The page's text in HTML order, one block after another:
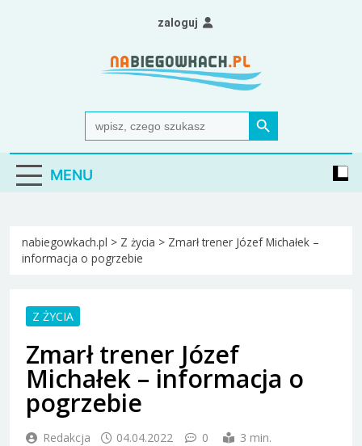
Nabiegowkach.pl
portal miłośników narciarstwa biegowego
Search
for:
Search Button
zaloguj
MENU
nabiegowkach.pl > Z życia > Zmarł trener Józef Michałek –
informacja o pogrzebie
Z ŻYCIA
Zmarł trener Józef
Michałek – informacja o
pogrzebie
Redakcja 04.04.2022 0 3 min.